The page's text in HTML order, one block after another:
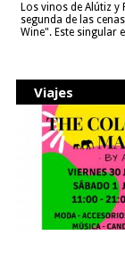
Los vinos de Alútiz y
segunda de las
Wine". Este singular
Viajes